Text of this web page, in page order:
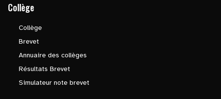
Collège
Collège
Brevet
Annuaire des collèges
Résultats Brevet
Simulateur note brevet